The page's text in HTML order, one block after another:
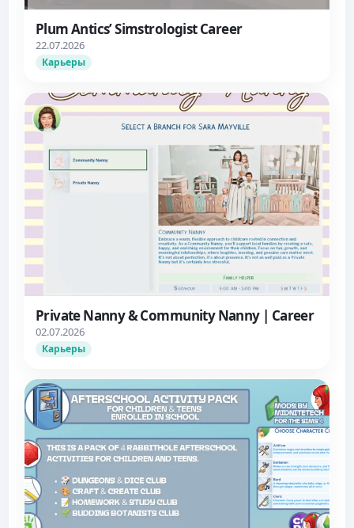
Plum Antics’ Simstrologist Career
22.07.2026
Карьеры
Private Nanny & Community Nanny | Career
02.07.2026
Карьеры